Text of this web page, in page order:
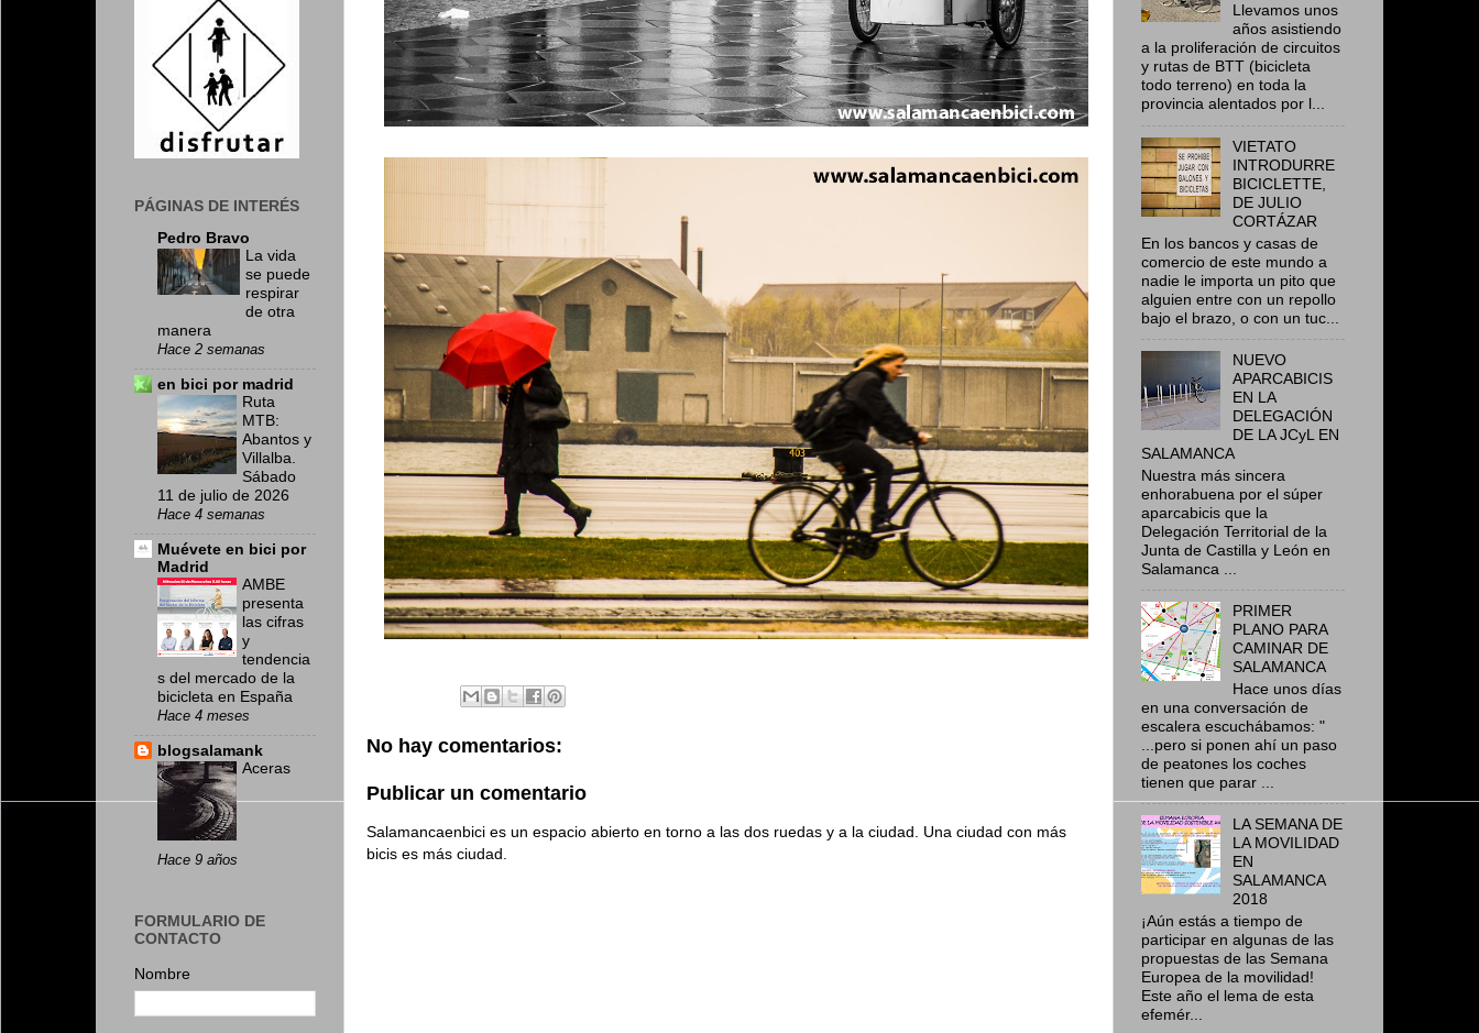
No hay comentarios:
Publicar un comentario
Salamancaenbici es un espacio abierto en torno a las dos ruedas y a la ciudad. Una ciudad con más
bicis es más ciudad.
PÁGINAS DE INTERÉS
Pedro Bravo
La vida
se puede
respirar
de otra
manera
Hace 2 semanas
en bici por madrid
Ruta
MTB:
Abantos y
Villalba.
Sábado
11 de julio de 2026
Hace 4 semanas
Muévete en bici por
Madrid
AMBE
presenta
las cifras
y
tendencia
s del mercado de la
bicicleta en España
Hace 4 meses
blogsalamank
Aceras
Hace 9 años
FORMULARIO DE
CONTACTO
Nombre
Llevamos unos
años asistiendo
a la proliferación de circuitos
y rutas de BTT (bicicleta
todo terreno) en toda la
provincia alentados por l...
VIETATO
INTRODURRE
BICICLETTE,
DE JULIO
CORTÁZAR
En los bancos y casas de
comercio de este mundo a
nadie le importa un pito que
alguien entre con un repollo
bajo el brazo, o con un tuc...
NUEVO
APARCABICIS
EN LA
DELEGACIÓN
DE LA JCyL EN
SALAMANCA
Nuestra más sincera
enhorabuena por el súper
aparcabicis que la
Delegación Territorial de la
Junta de Castilla y León en
Salamanca ...
PRIMER
PLANO PARA
CAMINAR DE
SALAMANCA
Hace unos días
en una conversación de
escalera escuchábamos: "
...pero si ponen ahí un paso
de peatones los coches
tienen que parar ...
LA SEMANA DE
LA MOVILIDAD
EN
SALAMANCA
2018
¡Aún estás a tiempo de
participar en algunas de las
propuestas de las Semana
Europea de la movilidad!
Este año el lema de esta
efemér...